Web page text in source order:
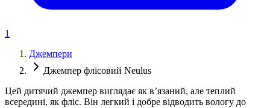
1
Джемпери
Джемпер флісовий Neulus
Цей дитячий джемпер виглядає як в’язаний, але теплий
всередині, як фліс. Він легкий і добре відводить вологу до